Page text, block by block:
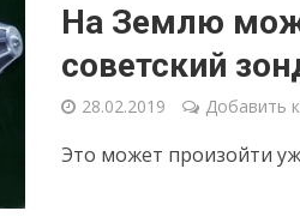
На Землю
советский
28.02.2019 Добавить
Это может произойти